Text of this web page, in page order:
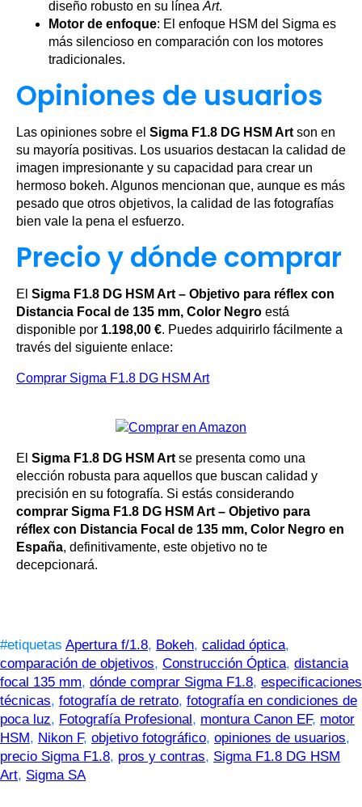
diseño robusto en su líneaArt.
Motor de enfoque: El enfoque HSM del Sigma es
más silencioso en comparación con los motores
tradicionales.
Opiniones de usuarios
Las opiniones sobre el Sigma F1.8 DG HSM Artson en
su mayoría positivas. Los usuarios destacan la calidad de
imagen impresionante y su capacidad para crear un
hermoso bokeh. Algunos mencionan que, aunque es más
pesado que otros objetivos, la calidad de las fotografías
bien vale la pena el esfuerzo.
Precio y dónde comprar
El Sigma F1.8 DG HSM Art – Objetivo para réflex con
Distancia Focal de 135 mm, Color Negro está
disponible por 1.198,00 €. Puedes adquirirlo fácilmente a
través del siguiente enlace:
Comprar Sigma F1.8 DG HSM Art
El Sigma F1.8 DG HSM Art se presenta como una
elección robusta para aquellos que buscan calidad y
precisión en su fotografía. Si estás considerando
comprar Sigma F1.8 DG HSM Art – Objetivo para
réflex con Distancia Focal de 135 mm, Color Negro en
España, definitivamente, este objetivo no te
decepcionará.
#etiquetas Apertura f/1.8, Bokeh, calidad óptica,
comparación de objetivos, Construcción Óptica, distancia
focal 135 mm, dónde comprar Sigma F1.8, especificaciones
técnicas, fotografía de retrato, fotografía en condiciones de
poca luz, Fotografía Profesional , montura Canon EF, motor
HSM, Nikon F, objetivo fotográfico, opiniones de usuarios,
precio Sigma F1.8, pros y contras, Sigma F1.8 DG HSM
Art, Sigma SA